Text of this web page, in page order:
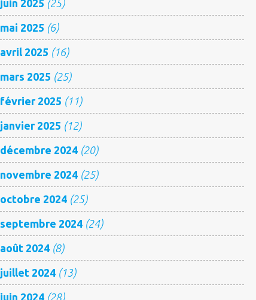
juin 2025 (25)
mai 2025 (6)
avril 2025 (16)
mars 2025 (25)
février 2025 (11)
janvier 2025 (12)
décembre 2024 (20)
novembre 2024 (25)
octobre 2024 (25)
septembre 2024 (24)
août 2024 (8)
juillet 2024 (13)
juin 2024 (28)